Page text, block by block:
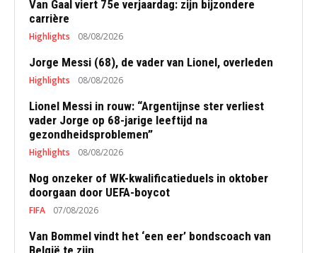
Van Gaal viert 75e verjaardag: zijn bijzondere
carrière
Highlights 08/08/2026
Jorge Messi (68), de vader van Lionel, overleden
Highlights 08/08/2026
Lionel Messi in rouw: “Argentijnse ster verliest
vader Jorge op 68-jarige leeftijd na
gezondheidsproblemen”
Highlights 08/08/2026
Nog onzeker of WK-kwalificatieduels in oktober
doorgaan door UEFA-boycot
FIFA 07/08/2026
Van Bommel vindt het ‘een eer’ bondscoach van
België te zijn